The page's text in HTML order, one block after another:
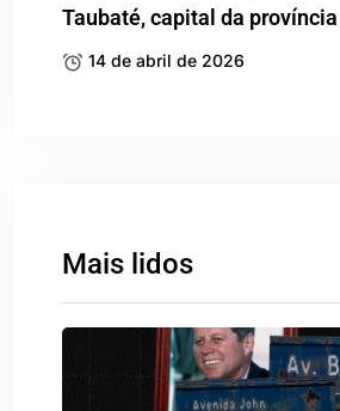
Taubaté, capital da província
14 de abril de 2026
Mais lidos